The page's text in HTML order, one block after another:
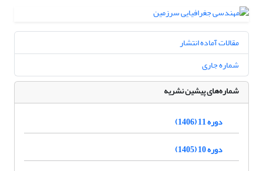
مقالات آماده انتشار
شماره جاری
شماره‌های پیشین نشریه
دوره 11 (1406)
دوره 10 (1405)